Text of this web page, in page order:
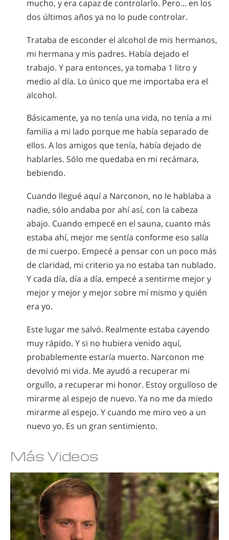
mucho, y era capaz de controlarlo. Pero... en los
dos últimos años ya no lo pude controlar.
Trataba de esconder el alcohol de mis hermanos,
mi hermana y mis padres. Había dejado el
trabajo. Y para entonces, ya tomaba 1 litro y
medio al día. Lo único que me importaba era el
alcohol.
Básicamente, ya no tenía una vida, no tenía a mi
familia a mi lado porque me había separado de
ellos. A los amigos que tenía, había dejado de
hablarles. Sólo me quedaba en mi recámara,
bebiendo.
Cuando llegué aquí a Narconon, no le hablaba a
nadie, sólo andaba por ahí así, con la cabeza
abajo. Cuando empecé en el sauna, cuanto más
estaba ahí, mejor me sentía conforme eso salía
de mi cuerpo. Empecé a pensar con un poco más
de claridad, mi criterio ya no estaba tan nublado.
Y cada día, día a día, empecé a sentirme mejor y
mejor y mejor y mejor sobre mí mismo y quién
era yo.
Este lugar me salvó. Realmente estaba cayendo
muy rápido. Y si no hubiera venido aquí,
probablemente estaría muerto. Narconon me
devolvió mi vida. Me ayudó a recuperar mi
orgullo, a recuperar mi honor. Estoy orgulloso de
mirarme al espejo de nuevo. Ya no me da miedo
mirarme al espejo. Y cuando me miro veo a un
nuevo yo. Es un gran sentimiento.
Más Videos